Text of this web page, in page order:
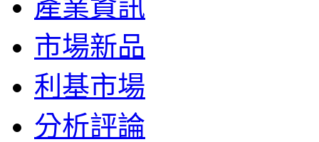
產業資訊
市場新品
利基市場
分析評論